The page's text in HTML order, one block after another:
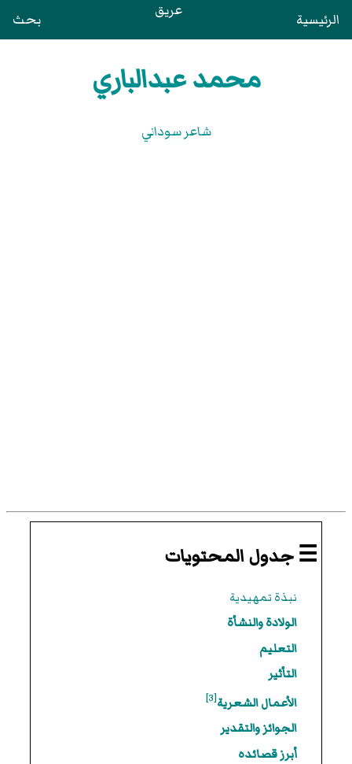
الرئيسية عريق بحث
محمد عبدالباري
شاعر سوداني
☰ جدول المحتويات
نبذة تمهيدية
الولادة والنشأة
التعليم
التأثير
الأعمال الشعرية[3]
الجوائز والتقدير
أبرز قصائده